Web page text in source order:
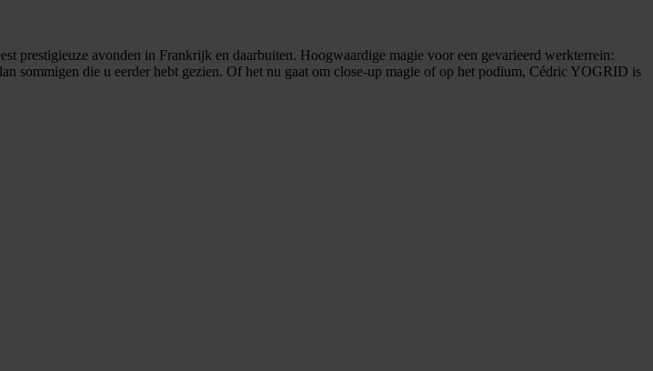
prestigieuze avonden in Frankrijk en daarbuiten. Hoogwaardige magie voor een gevarieerd werkterrein:
sommigen die u eerder hebt gezien. Of het nu gaat om close-up magie of op het podium, Cédric YOGRID is